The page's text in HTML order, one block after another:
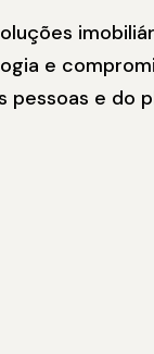
e
pessoas e do